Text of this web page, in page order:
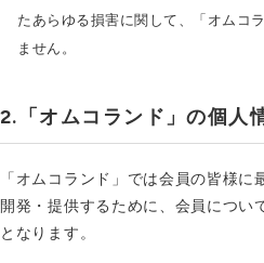
たあらゆる損害に関して、「オムコ
ません。
「オムコランド」の個人
「オムコランド」では会員の皆様
開発・提供するために、会員につい
となります。